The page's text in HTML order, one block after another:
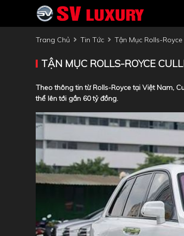
Trang Chủ Tin Tức Tận Mục Rolls-
TẬN MỤC ROLLS-ROYCE
Theo thông tin từ Rolls-Royce tại Việt Nam,
thể lên tới gần 60 tỷ đồng.